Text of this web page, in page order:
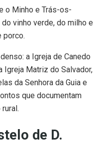
o Minho e Trás-os-
vinho verde, do milho e
porco.
a Igreja de Canedo
Igreja Matriz do Salvador,
da Senhora da Guia e
que documentam
de D.